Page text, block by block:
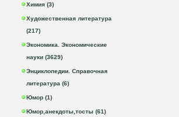
Химия (3)
Художественная литература
(217)
Экономика. Экономические
науки (3629)
Энциклопедии. Справочная
литература (6)
Юмор (1)
Юмор,анекдоты,тосты (61)